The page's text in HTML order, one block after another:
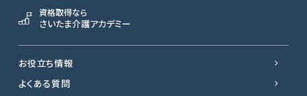
資格取得なら
さいたま介護アカデミー
お役立ち情報
よくある質問